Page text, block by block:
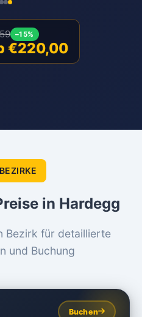
–15%
€220,00
in Hardegg
Bezirk für detaillierte
und Buchung
Buchen